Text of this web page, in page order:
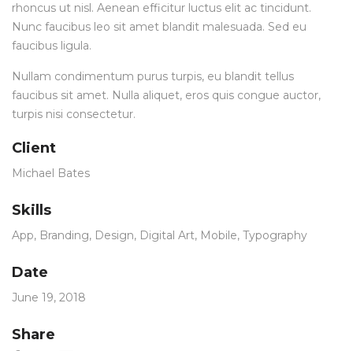
rhoncus ut nisl. Aenean efficitur luctus elit ac tincidunt.
Nunc faucibus leo sit amet blandit malesuada. Sed eu
faucibus ligula.
Nullam condimentum purus turpis, eu blandit tellus
faucibus sit amet. Nulla aliquet, eros quis congue auctor,
turpis nisi consectetur.
Client
Michael Bates
Skills
App, Branding, Design, Digital Art, Mobile, Typography
Date
June 19, 2018
Share